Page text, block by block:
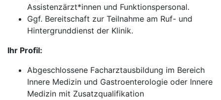
Assistenzärzt*innen und Funktionspersonal.
Ggf. Bereitschaft zur Teilnahme am Ruf- und
Hintergrunddienst der Klinik.
Ihr Profil:
Abgeschlossene Facharztausbildung im Bereich
Innere Medizin und Gastroenterologie oder Innere
Medizin mit Zusatzqualifikation